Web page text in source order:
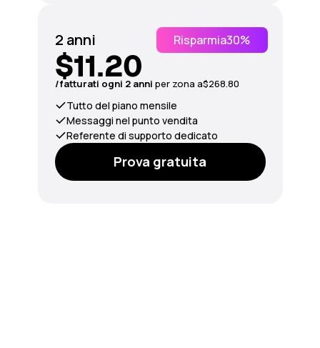
2 anni Risparmia30%
$11.20
/fatturati ogni 2 anni per zona a$268.80
Tutto del piano mensile
Messaggi nel punto vendita
Referente di supporto dedicato
Prova gratuita